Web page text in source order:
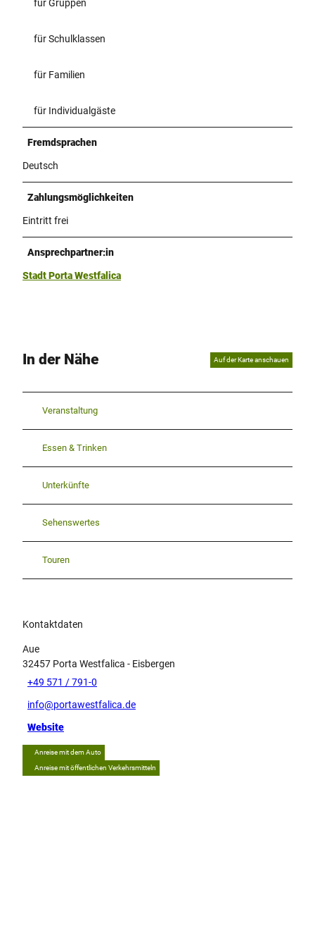
für Gruppen
für Schulklassen
für Familien
für Individualgäste
Fremdsprachen
Deutsch
Zahlungsmöglichkeiten
Eintritt frei
Ansprechpartner:in
Stadt Porta Westfalica
In der Nähe Auf der Karte anschauen
Veranstaltung
Essen & Trinken
Unterkünfte
Sehenswertes
Touren
Kontaktdaten
Aue
32457 Porta Westfalica - Eisbergen
+49 571 / 791-0
info@portawestfalica.de
Website
Anreise mit dem Auto
Anreise mit öffentlichen Verkehrsmitteln